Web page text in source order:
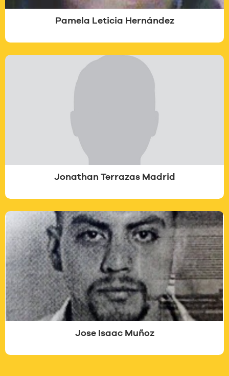
Pamela Leticia Hernández
Jonathan Terrazas Madrid
Jose Isaac Muñoz